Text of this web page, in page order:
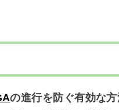
の進行を防ぐ有効な